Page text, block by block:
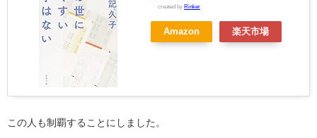
created by Rinker
Amazon 楽天市場
この人も制覇することにしました。